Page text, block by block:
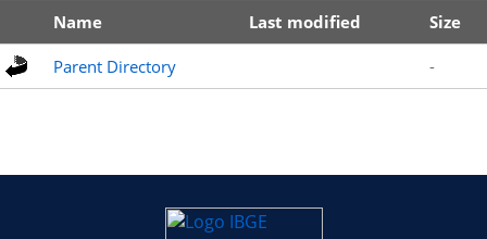
Name Last modified Size
Parent Directory -